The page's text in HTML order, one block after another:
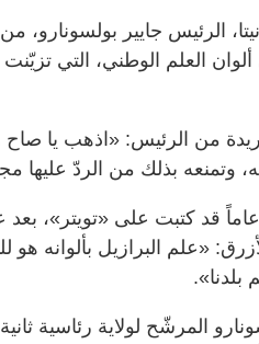
الرئيس جايير بولسونارو،
ألوان العلم الوطني، التي
من الرئيس: «اذهب يا
وتمنعه بذلك من الردّ عليها
وكانت المغنيّة ذات الـ29 عاماً قد كتبت على
«علم البرازيل بألوانه هو
بلدنا».
المرشّح لولاية رئاسية